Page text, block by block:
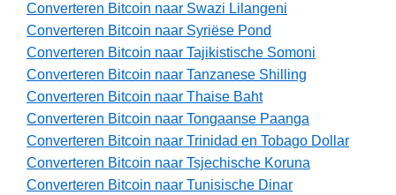
Converteren Bitcoin naar Swazi Lilangeni
Converteren Bitcoin naar Syriëse Pond
Converteren Bitcoin naar Tajikistische Somoni
Converteren Bitcoin naar Tanzanese Shilling
Converteren Bitcoin naar Thaise Baht
Converteren Bitcoin naar Tongaanse Paanga
Converteren Bitcoin naar Trinidad en Tobago Dollar
Converteren Bitcoin naar Tsjechische Koruna
Converteren Bitcoin naar Tunisische Dinar